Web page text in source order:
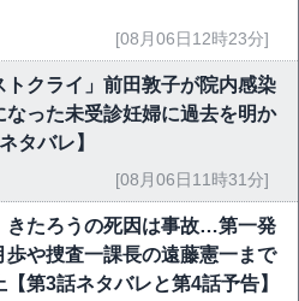
[08月06日12時23分]
トクライ」前田敦子が院内感染
なった未受診妊婦に過去を明か
タバレ】
[08月06日11時31分]
きたろうの死因は事故…第一発
歩や捜査一課長の遠藤憲一まで
第3話ネタバレと第4話予告】